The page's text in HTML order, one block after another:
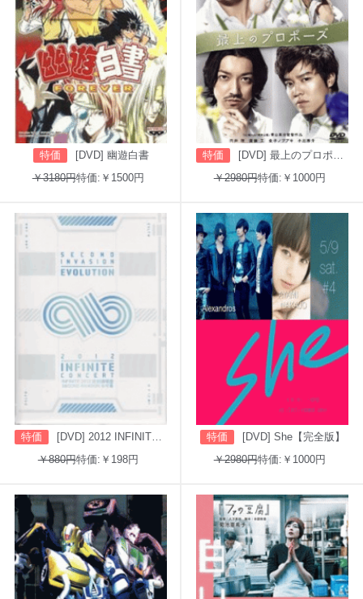
特価
[DVD] 幽遊白書
￥3180円特価:￥1500円
特価
[DVD] 最上のプロポーズ
￥2980円特価:￥1000円
特価
[DVD] 2012 INFINITE CONCERT SECOND INVASION: EVOLUTION
￥880円特価:￥198円
特価
[DVD] She【完全版】
￥2980円特価:￥1000円